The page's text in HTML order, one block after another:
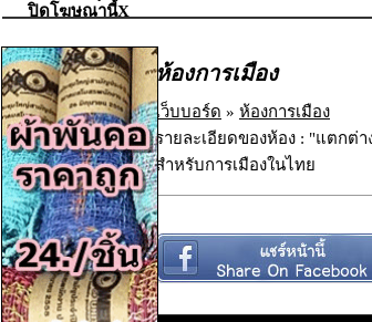
ห้องการเมือง
เว็บบอร์ด » ห้องการเมือง
รายละเอียดของห้อง : "แตก
สำหรับการเมืองในไทย
ปิดโฆษณานี้X